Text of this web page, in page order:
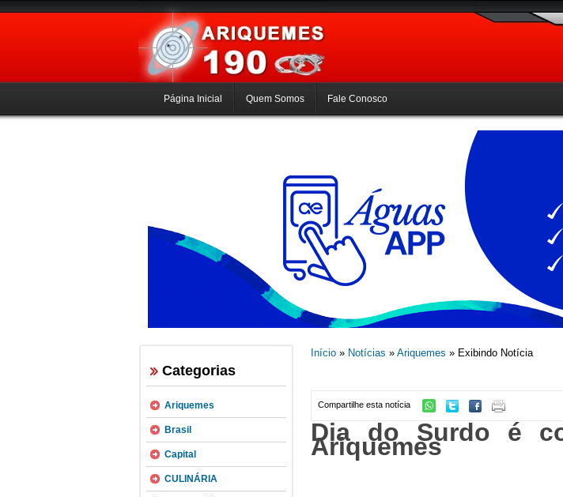
Página Inicial Quem Somos Fale Conosco
Categorias
Ariquemes
Brasil
Capital
CULINÁRIA
Início» Notícias » Ariquemes » Exibindo Notícia
Compartilhe esta notícia
Dia do Surdo é
Ariquemes